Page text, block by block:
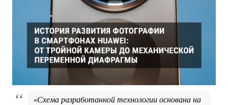
«Схема разработанной технологии основана на